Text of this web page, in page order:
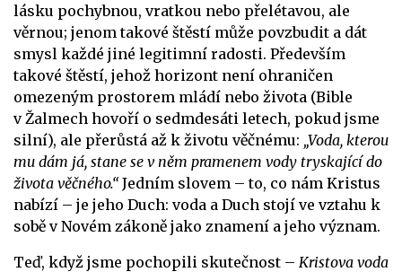
lásku pochybnou, vratkou nebo přelétavou, ale
věrnou; jenom takové štěstí může povzbudit a dát
smysl každé jiné legitimní radosti. Především
takové štěstí, jehož horizont není ohraničen
omezeným prostorem mládí nebo života (Bible
v Žalmech hovoří o sedmdesáti letech, pokud jsme
silní), ale přerůstá až k životu věčnému: „Voda, kterou
mu dám já, stane se v něm pramenem vody tryskající do
života věčného.“Jedním slovem – to, co nám Kristus
nabízí – je jeho Duch: voda a Duch stojí ve vztahu k
sobě v Novém zákoně jako znamení a jeho význam.
Teď, když jsme pochopili skutečnost – Kristova voda